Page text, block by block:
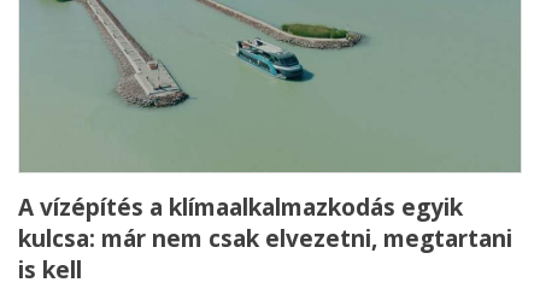
A vízépítés a klímaalkalmazkodás egyik
kulcsa: már nem csak elvezetni, megtartani
is kell